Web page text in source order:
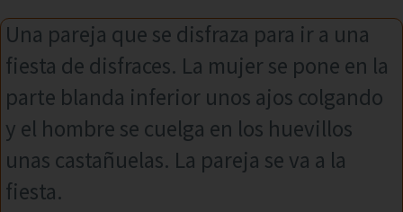
Una pareja que se disfraza para ir a una
fiesta de disfraces. La mujer se pone en la
parte blanda inferior unos ajos colgando
y el hombre se cuelga en los huevillos
unas castañuelas. La pareja se va a la
fiesta.